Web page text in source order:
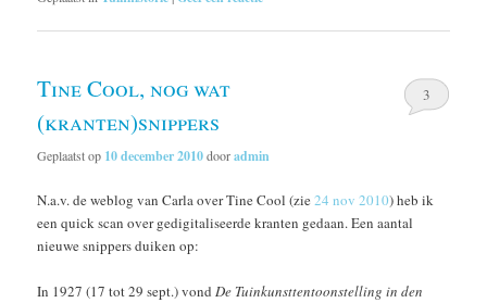
Tine Cool, nog wat
(kranten)snippers
Geplaatst op 10 december 2010dooradmin
3
N.a.v. de weblog van Carla over Tine Cool (zie24 nov 2010) heb ik
een quick scan over gedigitaliseerde kranten gedaan. Een aantal
nieuwe snippers duiken op:
In 1927 (17 tot 29 sept.) vondDe Tuinkunsttentoonstelling in den